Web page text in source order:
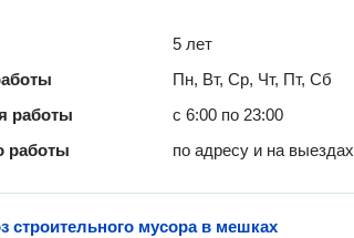
5 лет
Пн, Вт, Ср, Чт, Пт, Сб
работы
с 6:00 по 23:00
работы
по адресу и на выездах
строительного мусора в мешках